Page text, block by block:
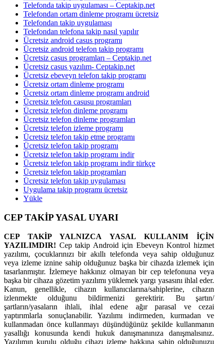
Telefonda takip uygulaması – Ceptakip.net
Telefondan ortam dinleme programı ücretsiz
Telefondan takip uygulaması
Telefondan telefona takip nasıl yapılır
Ücretsiz android casus programı
Ücretsiz android telefon takip programı
Ücretsiz casus programları – Ceptakip.net
Ücretsiz casus yazılım- Ceptakip.net
Ücretsiz ebeveyn telefon takip programı
Ücretsiz ortam dinleme programı
Ücretsiz ortam dinleme programı android
Ücretsiz telefon casusu programları
Ücretsiz telefon dinleme programı
Ücretsiz telefon dinleme programları
Ücretsiz telefon izleme programı
Ücretsiz telefon takip etme programı
Ücretsiz telefon takip programı
Ücretsiz telefon takip programı indir
Ücretsiz telefon takip programı indir türkçe
Ücretsiz telefon takip programları
Ücretsiz telefon takip uygulaması
Uygulama takip programı ücretsiz
Yükle
CEP TAKİP YASAL UYARI
CEP TAKİP YALNIZCA YASAL KULLANIM İÇİN
YAZILIMDIR! Cep takip Android için Ebeveyn Kontrol hizmet
yazılımı, çocuklarınızı bir akıllı telefonda veya sahip olduğunuz
veya izleme iznine sahip olduğunuz başka bir cihazda izlemek için
tasarlanmıştır. İzlemeye hakkınız olmayan bir cep telefonuna veya
başka bir cihaza gözetim yazılımı yüklemek yargı yasasını ihlal eder.
Kanun, genellikle, cihazın kullanıcılarına/sahiplerine, cihazın
izlenmekte olduğunu bildirmenizi gerektirir. Bu şartın/
şartların/yasaların ihlali, ihlal edene ağır parasal ve cezai
yaptırımlarla sonuçlanabilir. Yazılımı indirmeden, kurmadan ve
kullanmadan önce kullanmayı düşündüğünüz şekilde kullanmanın
yasallığı konusunda kendi hukuk danışmanınıza danışmalısınız.
Yazılımın kurulu olduğu cihazı izleme hakkına sahip olduğunuzu